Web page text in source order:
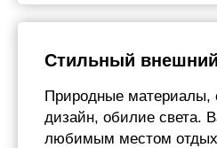
Стильный
Природные материалы,
дизайн, обилие света.
любимым местом
наши
актуальных новостей о
модульных домах